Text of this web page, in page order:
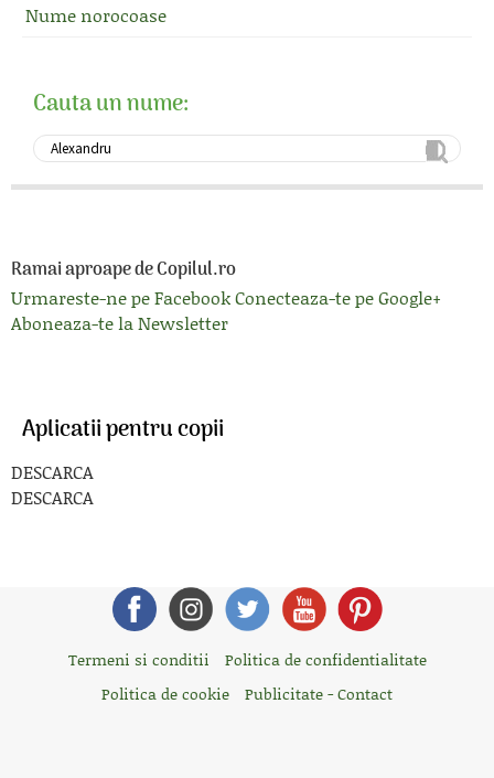
Nume norocoase
Cauta un nume:
Ramai aproape de Copilul.ro
Urmareste-ne pe FacebookConecteaza-te pe Google+
Aboneaza-te la Newsletter
Aplicatii pentru copii
DESCARCA
DESCARCA
Termeni si conditii
Politica de confidentialitate
Politica de cookie
Publicitate - Contact